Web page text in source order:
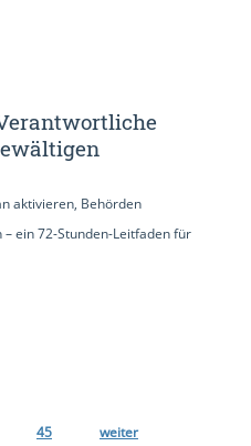
aktivieren, Behörden
ein 72-Stunden-Leitfaden für
45 weiter